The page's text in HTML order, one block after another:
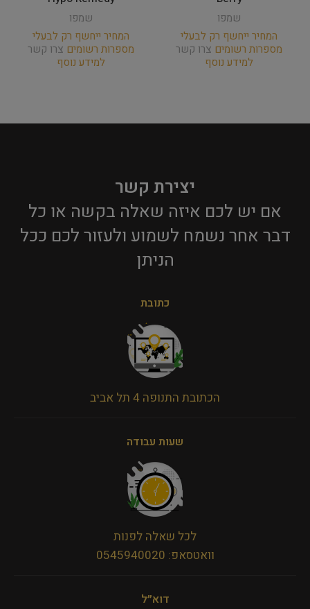
שמפו
המחיר ייחשף רק לבעלי
מספרות רשומים צרו קשר
למידע נוסף
שמפו
המחיר ייחשף רק לבעלי
מספרות רשומים צרו קשר
למידע נוסף
יצירת קשר
אם יש לכם איזה שאלה בקשה או כל
דבר אחר נשמח לשמוע ולעזור לכם ככל
הניתן​
כתובת
הכתובת התנופה 4 תל אביב
שעות עבודה
לכל שאלה לפנות
וואטסאפ: 0545940020
דוא״ל